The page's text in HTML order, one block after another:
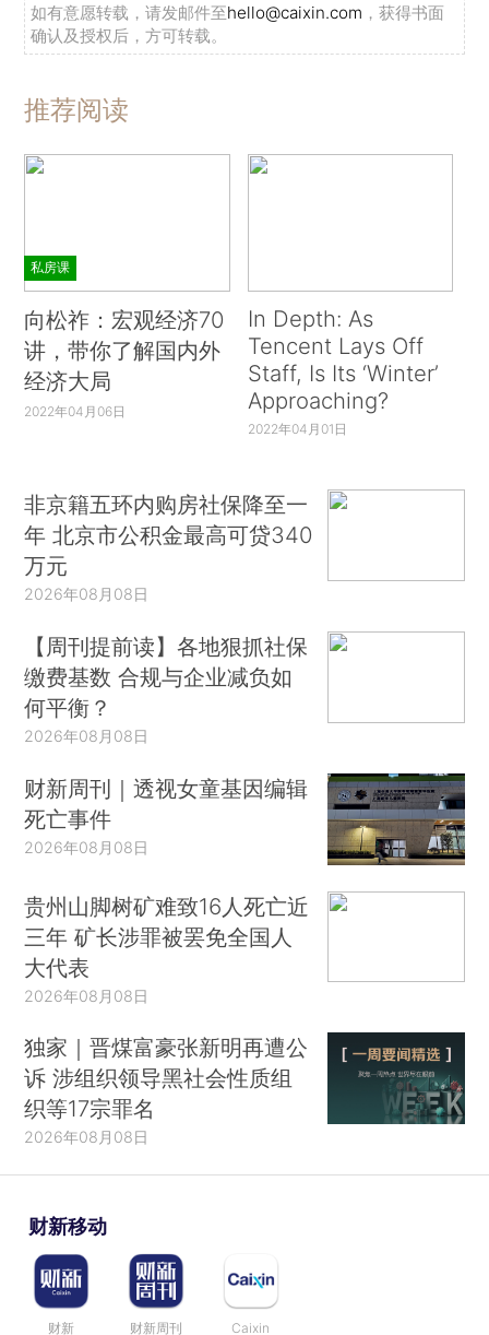
如有意愿转载，请发邮件至hello@caixin.com ，获得书面
确认及授权后，方可转载。
推荐阅读
私房课
向松祚：宏观经济70
讲，带你了解国内外
经济大局
2022年04月06日
In Depth: As
Tencent Lays Off
Staff, Is Its ‘Winter’
Approaching?
2022年04月01日
非京籍五环内购房社保降至一
年 北京市公积金最高可贷340
万元
2026年08月08日
【周刊提前读】各地狠抓社保
缴费基数 合规与企业减负如
何平衡？
2026年08月08日
财新周刊｜透视女童基因编辑
死亡事件
2026年08月08日
贵州山脚树矿难致16人死亡近
三年 矿长涉罪被罢免全国人
大代表
2026年08月08日
独家｜晋煤富豪张新明再遭公
诉 涉组织领导黑社会性质组
织等17宗罪名
2026年08月08日
财新移动
财新 财新周刊 Caixin